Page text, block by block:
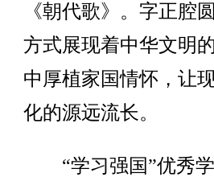
《朝代歌》。字正腔
方式展现着中华文明
中厚植家国情怀，让
化的源远流长。
“学习强国”优秀学